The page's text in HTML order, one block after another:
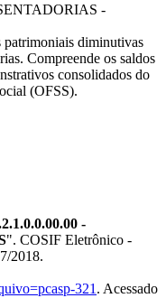
-
patrimoniais diminutivas
Compreende os saldos
consolidados do
(OFSS).
-
". COSIF Eletrônico -
2018.
321 . Acessado